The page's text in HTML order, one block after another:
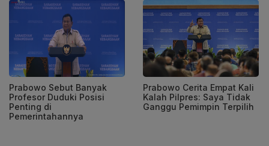
Prabowo Sebut Banyak
Profesor Duduki Posisi
Penting di
Pemerintahannya
Prabowo Cerita Empat Kali
Kalah Pilpres: Saya Tidak
Ganggu Pemimpin Terpilih